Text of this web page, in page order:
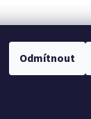
Odmítnout